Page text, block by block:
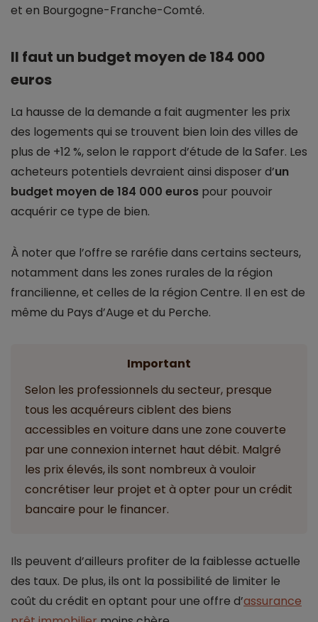
et en Bourgogne-Franche-Comté.
Il faut un budget moyen de 184 000
euros
La hausse de la demande a fait augmenter les prix
des logements qui se trouvent bien loin des villes de
plus de +12 %, selon le rapport d’étude de la Safer. Les
acheteurs potentiels devraient ainsi disposer d’un
budget moyen de 184 000 euros pour pouvoir
acquérir ce type de bien.
À noter que l’offre se raréfie dans certains secteurs,
notamment dans les zones rurales de la région
francilienne, et celles de la région Centre. Il en est de
même du Pays d’Auge et du Perche.
Important
Selon les professionnels du secteur, presque
tous les acquéreurs ciblent des biens
accessibles en voiture dans une zone couverte
par une connexion internet haut débit. Malgré
les prix élevés, ils sont nombreux à vouloir
concrétiser leur projet et à opter pour un crédit
bancaire pour le financer.
Ils peuvent d’ailleurs profiter de la faiblesse actuelle
des taux. De plus, ils ont la possibilité de limiter le
coût du crédit en optant pour une offre d’assurance